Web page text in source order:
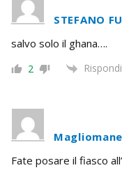
STEFANO
salvo solo il ghana….
2 Rispondi
Magliomane
Fate posare il fiasco